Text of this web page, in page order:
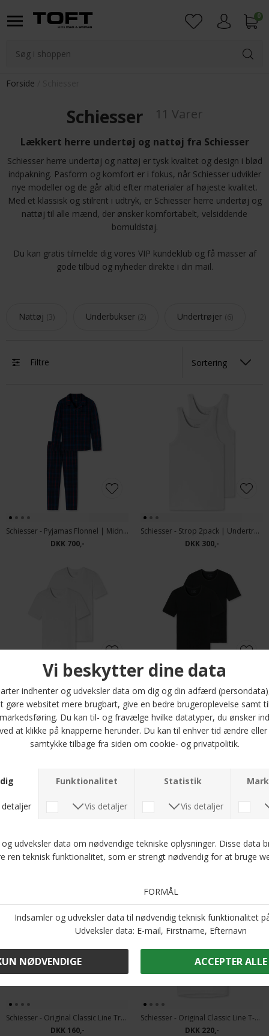
0
Forside
Schiesser 11 Varer
Lækkert herre undertøj og nattøj fra Schiesser
Schiesser herre undertøj og nattøj er tysk kvalitet og design i blød
indpakning. Pasform og komfort er i fokus, når Schiesser udvikler
nye modeller og de går altid efter materialer af højeste kvalitet.
Med et klassisk og stilrent i udtryk, er Schiesser herre undertøj og
nattøj til alle mænd, der ønsker komfortabelt, velsiddende
bomuldstøj.
Du kan gratis tilmelde dig vores VIP kundeklub og få masser af
gode tilbud og nyheder direkte i din mail.
Nattøj 3 Underbukser 2 Undertrøjer 6
Filtre
Schiesser - Pyjamas Flonnel | Midnight Blue
DKK 700,-
Schiesser - Strop 2pack | Undertrøje Hvid
DKK 300,-
Schiesser - O-hals 2pack | Undertrøje Hvid
DKK 350,-
Schiesser - O-hals 2pack | Undertrøje Sort
DKK 350,-
Schiesser - V-hals 2pack | Undertrøje Hvid
Schiesser - Jersey Pyjamas K/Æ | Blå Mønster
Schiesser - Original Classic Line Trusse m' gylp | Fineripp Hvid
DKK 160,-
Schiesser - Original Classic Line T-shirt O-hals | Fineripp Hvid
DKK 220,-